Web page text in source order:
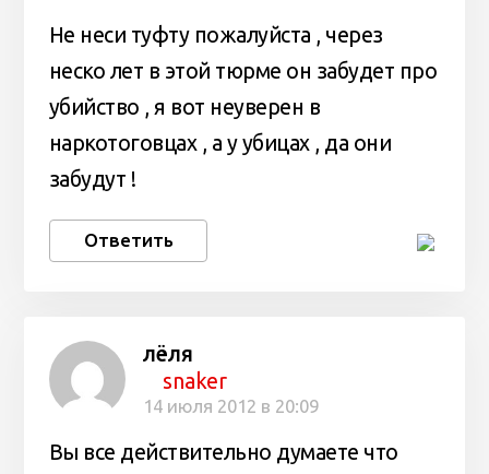
Не неси туфту пожалуйста , через
неско лет в этой тюрме он забудет про
убийство , я вот неуверен в
наркотоговцах , а у убицах , да они
забудут !
Ответить
лёля
snaker
14 июля 2012 в 20:09
Вы все действительно думаете что